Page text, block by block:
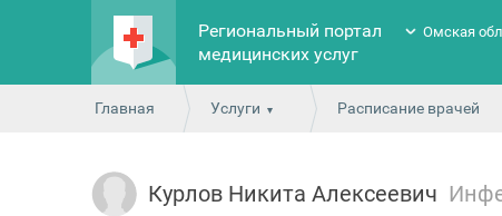
Региональный портал
медицинских услуг
Омская
Главная Услуги Расписание врачей
Курлов Никита Алексеевич